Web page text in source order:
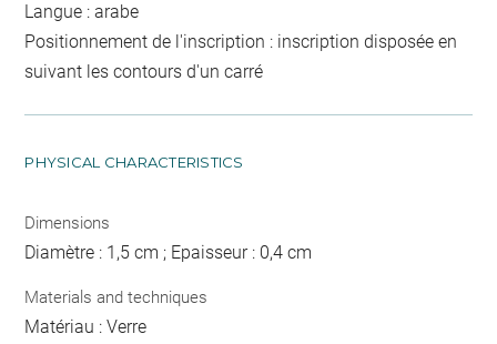
Langue : arabe
Positionnement de l'inscription : inscription disposée en
suivant les contours d'un carré
PHYSICAL CHARACTERISTICS
Dimensions
Diamètre : 1,5 cm ; Epaisseur : 0,4 cm
Materials and techniques
Matériau : Verre